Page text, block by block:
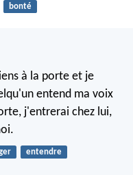
bonté
à la porte et je
entend ma voix
j'entrerai chez lui,
entendre